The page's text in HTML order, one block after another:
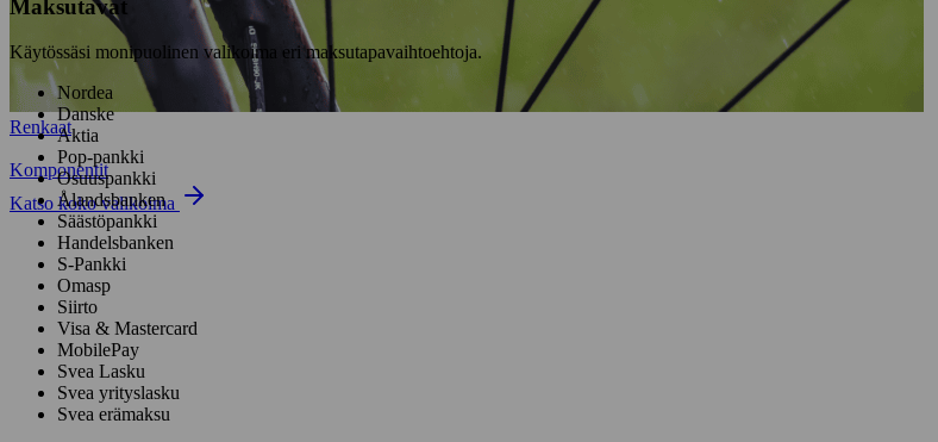
Renkaat
Komponentit
Katso koko valikoima
Maksutavat
Käytössäsi monipuolinen valikoima eri maksutapavaihtoehtoja.
Nordea
Danske
Aktia
Pop-pankki
Osuuspankki
Ålandsbanken
Säästöpankki
Handelsbanken
S-Pankki
Omasp
Siirto
Visa & Mastercard
MobilePay
Svea Lasku
Svea yrityslasku
Svea erämaksu